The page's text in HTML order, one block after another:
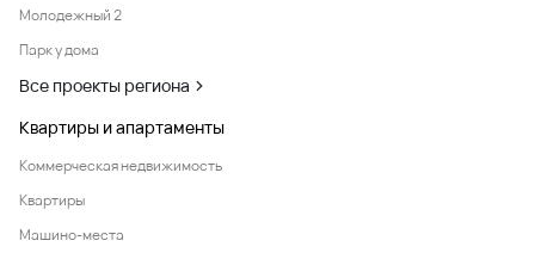
Молодежный 2
Парк у дома
Все проекты региона
Квартиры и апартаменты
Коммерческая недвижимость
Квартиры
Машино-места